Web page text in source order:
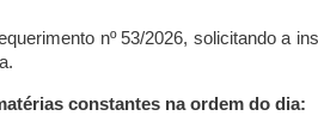
nº 53/2026, solicitando a
constantes na ordem do dia: